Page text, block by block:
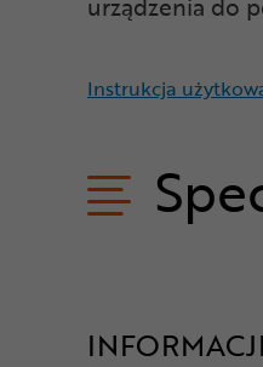
Instrukcja